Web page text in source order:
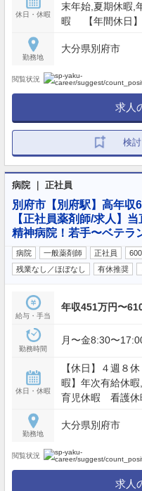
休日・休暇
末年始,夏期休暇,
暇 【年間休日】
勤務地
大分県別府市
閲覧状況
求人
検
病院 ｜ 正社員
別府市【別府駅】高年
【正社員薬剤師/求人】
精神病院！若手〜ベテラ
病院 一般薬剤師 正社員
残業なし／ほぼなし
有休推奨
給与・手当
年収451万円〜
勤務時間
月〜金8:30〜
休日・休暇
【休日】４週８
暇】年次有給休
育児休暇 看護休
勤務地
大分県別府市
閲覧状況
求人